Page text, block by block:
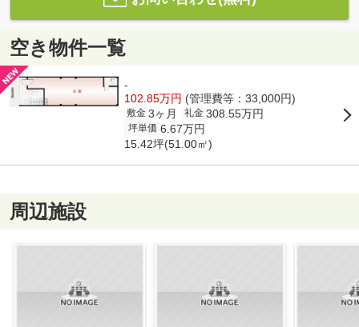
空き物件一覧
-
102.85万円 (管理費等：33,000円)
敷金 3ヶ月 礼金 308.55万円
坪単価 6.67万円
15.42坪(51.00㎡)
周辺施設